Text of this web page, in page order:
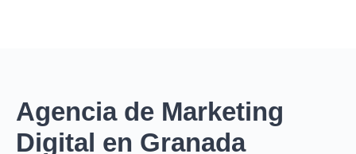
Agencia de Marketing
Digital en Granada